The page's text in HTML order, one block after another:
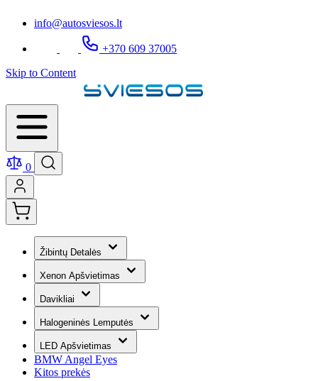
info@autosviesos.lt
+370 609 37005
Skip to Content
0
Žibintų Detalės
Xenon Apšvietimas
Davikliai
Halogeninės Lemputės
LED Apšvietimas
BMW Angel Eyes
Kitos prekės